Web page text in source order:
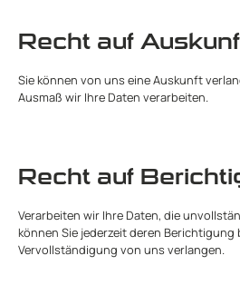
Recht auf
Sie können von uns eine Auskunft
Ausmaß wir Ihre Daten verarbeiten.
Recht auf
Verarbeiten wir Ihre Daten, die
können Sie jederzeit deren Berichtigung
Vervollständigung von uns verlangen.